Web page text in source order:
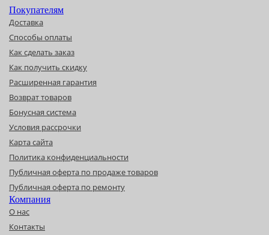
Покупателям
Доставка
Способы оплаты
Как сделать заказ
Как получить скидку
Расширенная гарантия
Возврат товаров
Бонусная система
Условия рассрочки
Карта сайта
Политика конфиденциальности
Публичная оферта по продаже товаров
Публичная оферта по ремонту
Компания
О нас
Контакты